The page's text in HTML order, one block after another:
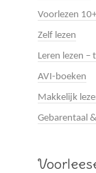
Voorlezen 10+
Zelf lezen
Leren lezen –
AVI-boeken
Makkelijk
Gebarentaal